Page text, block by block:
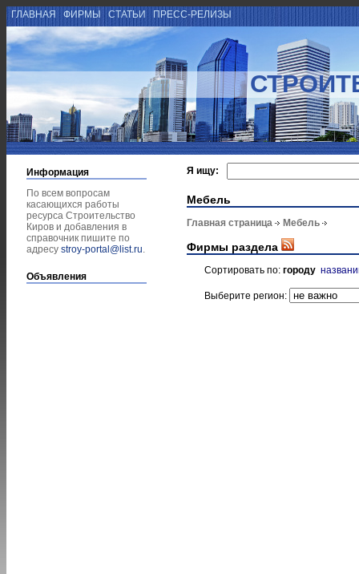
ГЛАВНАЯ ФИРМЫ СТАТЬИ ПРЕСС-РЕЛИЗЫ
Информация
По всем вопросам
касающихся работы
ресурса Строительство
Киров и добавления в
справочник пишите по
адресу stroy-portal@list.ru.
Объявления
Я ищу:
Мебель
Главная страница Мебель
Фирмы раздела
Сортировать по: городу
Выберите регион: